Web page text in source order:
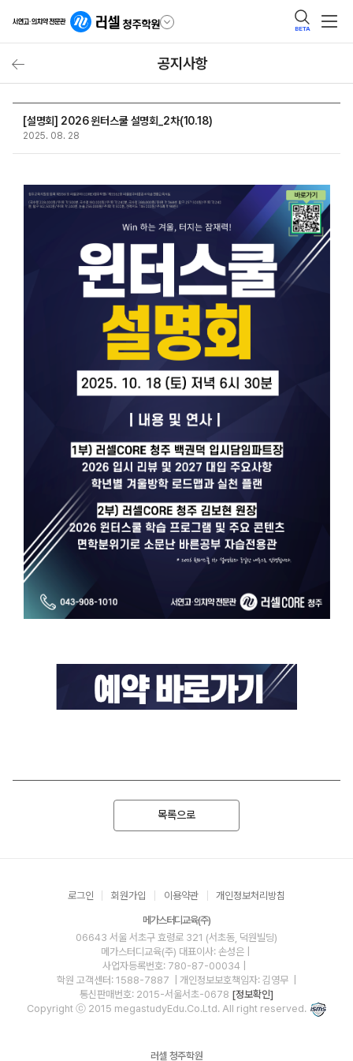
BETA
공지사항
[설명회] 2026 윈터스쿨 설명회_2차(10.18)
2025. 08. 28
목록으로
로그인 회원가입 이용약관 개인정보처리방침
메가스터디교육(주)
06643 서울 서초구 효령로 321 (서초동, 덕원빌딩)
메가스터디교육(주) 대표이사: 손성은 |
사업자등록번호: 780-87-00034
학원 고객센터: 1588-7887
| 개인정보보호책임자: 김영무
통신판매번호: 2015-서울서초-0678 [정보확인]
Copyright ⓒ 2015 megastudyEdu.Co.Ltd. All right reserved.
러셀 청주학원